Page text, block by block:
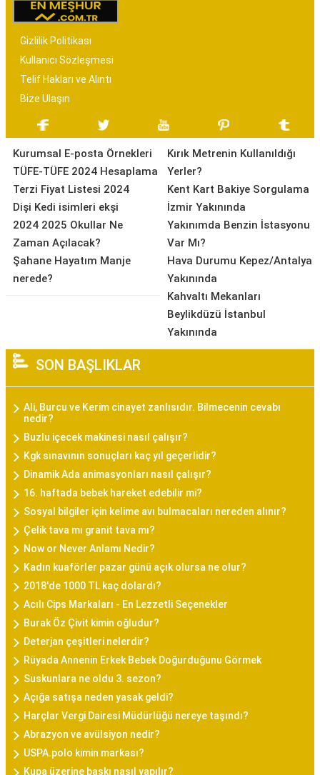
Gizlilik Politikası
Kullanıcı Sözleşmesi
Telif Hakları ve Alıntı
Bize Ulaşın
Kurumsal E-posta Örnekleri
TÜFE-TÜFE 2024 Hesaplama
Terzi Fiyat Listesi 2024
Dişi Kedi isimleri ekşi
2024 2025 Okullar Ne
Zaman Açılacak?
Şahane Hayatım Manje
nerede?
Kırık Metrenin Kullanıldığı
Yerler?
Kent Kart Bakiye Sorgulama
İzmir Yakınında
Yakınımda Benzin İstasyonu
Var Mı?
Hava Durumu Kepez/Antalya
Yakınında
Kahvaltı Mekanları
Beylikdüzü İstanbul
Yakınında
SON BAŞLIKLAR
Ali, Burcu ve Kerim cinayet zanlısıdır. Bilmecenin cevabı
nedir?
Buzlu içecek makinesi nasıl çalışır?
Kgk sınavının sonuçları kaç yıl geçerlidir?
Dinamik Ada animasyonları nasıl çalışır?
16. haftada bebek hareket edebilir mi?
Sosyal bilgiler için kelime avı bulmacaları nereden alınır?
Çelik tava mı granit tava mı?
Now or Never Anlamı Nedir?
Kadın kuaförler pazar günü açık olursa ne olur?
2018'de 1000 TL kaç dolardı?
Acılı Cips Markaları - En Lezzetli Seçenekler
Burak Öz Çivit kimin oğludur?
Deterjan çeşitleri nelerdir?
Rüyada Annenin Erkek Bebek Doğurduğunu Görmek
Suskunlara ne oldu 3. sezon?
Açığa satışa neden yasak geldi?
Harçlar Vergi Dairesi Müdürlüğü nereye taşındı?
Abrazyon ve avülsiyon nedir?
USPA.polo kimin markası?
Kupa üzerine baskı nasıl yapılır?